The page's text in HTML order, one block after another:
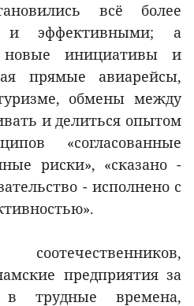
всё более
и эффективными; а
новые инициативы и
прямые авиарейсы,
обмены между
и делиться опытом
«согласованные
риски», «сказано -
- исполнено с
предприятия за
трудные времена,